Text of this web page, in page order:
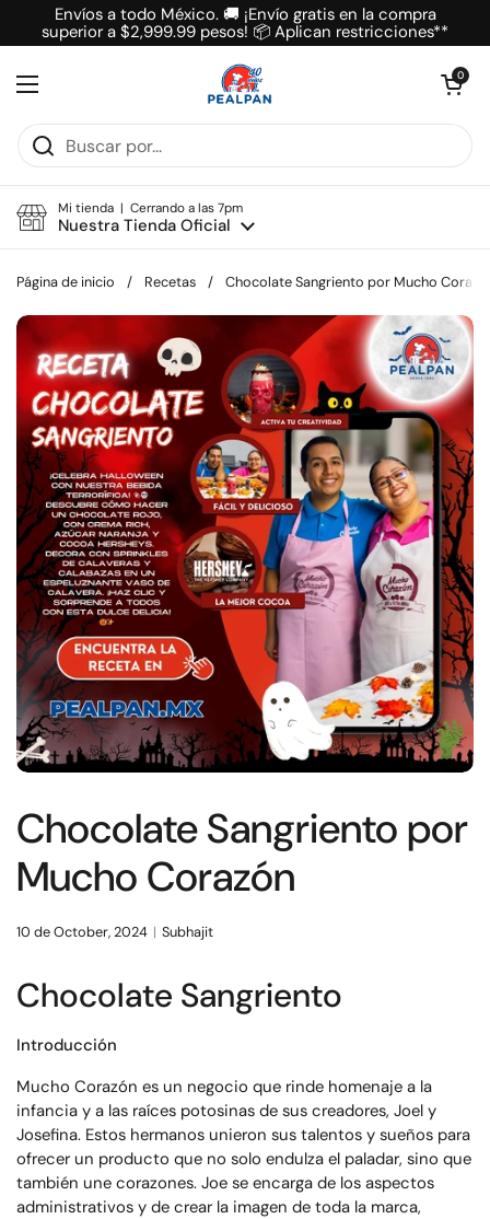
Ir al contenido
Envíos a todo México. 🚚 ¡Envío gratis en la compra
superior a $2,999.99 pesos! 📦 Aplican restricciones**
Abrir menú
Abrir carrito
0
Mi tienda | Cerrando a las 7pm
Nuestra Tienda Oficial
Página de inicio / Recetas / Chocolate Sangriento por Mucho
Chocolate Sangriento por
Mucho Corazón
10 de October, 2024 Subhajit
Chocolate Sangriento
Introducción
Mucho Corazón es un negocio que rinde homenaje a la
infancia y a las raíces potosinas de sus creadores, Joel y
Josefina. Estos hermanos unieron sus talentos y sueños para
ofrecer un producto que no solo endulza el paladar, sino que
también une corazones. Joe se encarga de los aspectos
administrativos y de crear la imagen de toda la marca,